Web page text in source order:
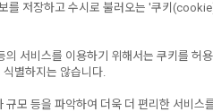
저장하고 수시로 불러오는 '쿠키
서비스를 이용하기 위해서는 쿠키를
별하지는 않습니다.
모 등을 파악하여 더욱 더 편리한 서비